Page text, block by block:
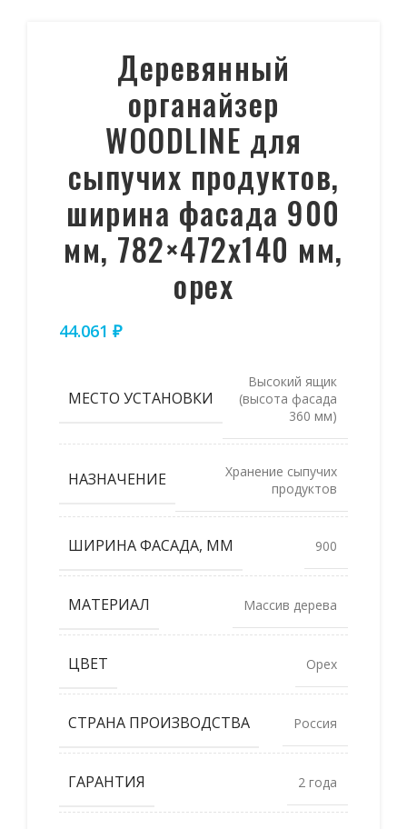
Деревянный
органайзер
WOODLINE для
сыпучих продуктов,
ширина фасада 900
мм, 782×472х140 мм,
орех
44.061 ₽
МЕСТО УСТАНОВКИ
Высокий ящик
(высота фасада
360 мм)
НАЗНАЧЕНИЕ
Хранение сыпучих
продуктов
ШИРИНА ФАСАДА, ММ 900
МАТЕРИАЛ Массив дерева
ЦВЕТ Орех
СТРАНА ПРОИЗВОДСТВА Россия
ГАРАНТИЯ 2 года